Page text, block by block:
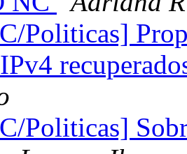
Politicas]
Politicas]